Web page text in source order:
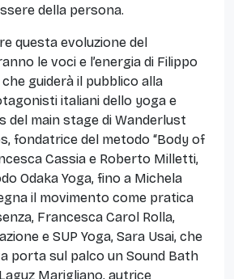
della persona.
questa evoluzione del
le voci e l’energia di Filippo
guiderà il pubblico alla
italiani dello yoga e
del main stage di Wanderlust
fondatrice del metodo “Body of
Cassia e Roberto Milletti,
Odaka Yoga, fino a Michela
il movimento come pratica
Francesca Carol Rolla,
e SUP Yoga, Sara Usai, che
porta sul palco un Sound Bath
Marigliano, autrice